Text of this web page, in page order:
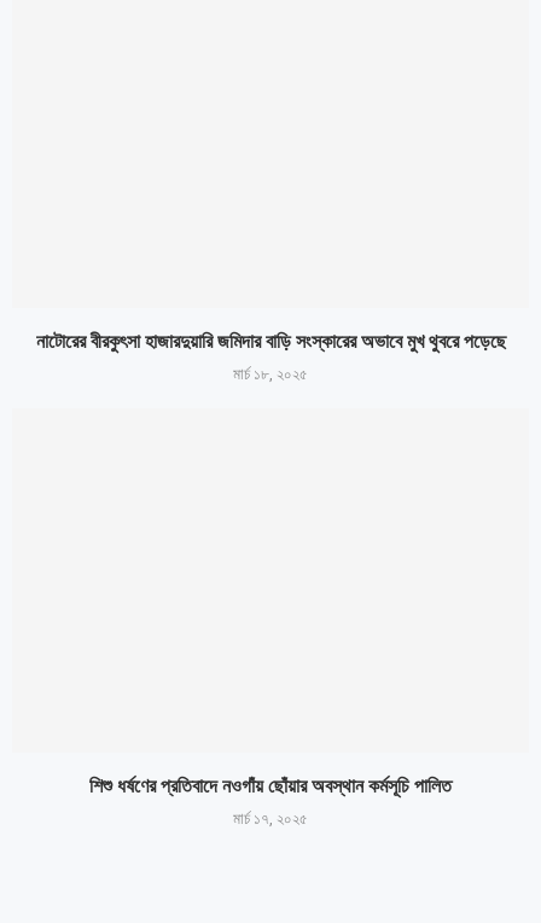
নাটোরের বীরকুৎসা হাজারদুয়ারি জমিদার বাড়ি সংস্কারের অভাবে মুখ থুবরে পড়েছে
মার্চ ১৮, ২০২৫
শিশু ধর্ষণের প্রতিবাদে নওগাঁয় ছোঁয়ার অবস্থান কর্মসূচি পালিত
মার্চ ১৭, ২০২৫